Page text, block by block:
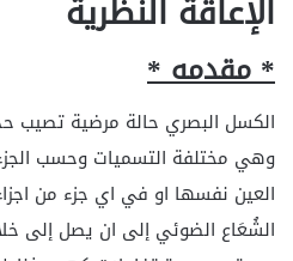
الإعاقة النظرية
* مقدمه *
الكسل البصري حالة مرضية تصيب
وهي مختلفة التسميات وحسب
العين نفسها او في اي جزء من
الشُعَاع الضوئي إلى ان يصل إلى